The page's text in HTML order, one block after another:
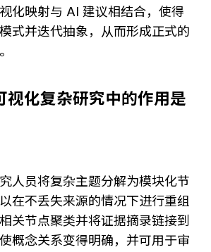
化映射与 AI 建议相结合，使得
式并迭代抽象，从而形成正式的
视化复杂研究中的作用是
人员将复杂主题分解为模块化节
在不丢失来源的情况下进行重组
关节点聚类并将证据摘录链接到
概念关系变得明确，并可用于审